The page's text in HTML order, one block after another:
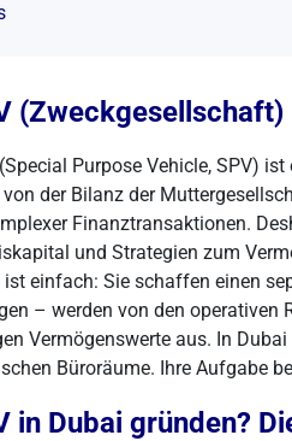
(Zweckgesellschaft)
Purpose Vehicle, SPV)
der Bilanz der
Finanztransaktionen.
und Strategien zum
ist einfach: Sie schaffen einen
– werden von den
Vermögenswerte aus. In
Büroräume. Ihre Aufgabe
in Dubai gründen?